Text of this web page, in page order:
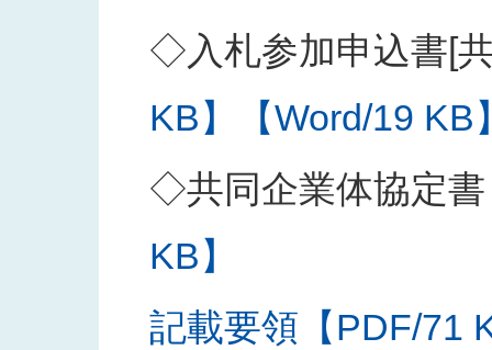
◇入札参加申込書[
KB】
【Word/19 KB
◇共同企業体協定書
KB】
記載要領【PDF/71